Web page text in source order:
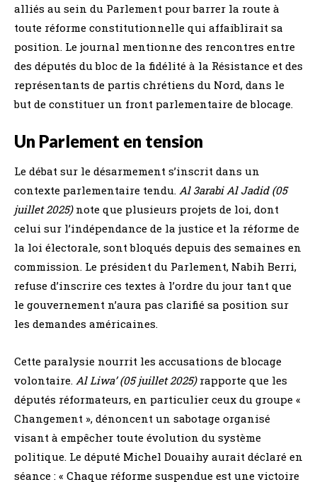
alliés au sein du Parlement pour barrer la route à
toute réforme constitutionnelle qui affaiblirait sa
position. Le journal mentionne des rencontres entre
des députés du bloc de la fidélité à la Résistance et des
représentants de partis chrétiens du Nord, dans le
but de constituer un front parlementaire de blocage.
Un Parlement en tension
Le débat sur le désarmement s’inscrit dans un
contexte parlementaire tendu. Al 3arabi Al Jadid (05
juillet 2025)note que plusieurs projets de loi, dont
celui sur l’indépendance de la justice et la réforme de
la loi électorale, sont bloqués depuis des semaines en
commission. Le président du Parlement, Nabih Berri,
refuse d’inscrire ces textes à l’ordre du jour tant que
le gouvernement n’aura pas clarifié sa position sur
les demandes américaines.
Cette paralysie nourrit les accusations de blocage
volontaire. Al Liwa’ (05 juillet 2025)rapporte que les
députés réformateurs, en particulier ceux du groupe «
Changement », dénoncent un sabotage organisé
visant à empêcher toute évolution du système
politique. Le député Michel Douaihy aurait déclaré en
séance : « Chaque réforme suspendue est une victoire